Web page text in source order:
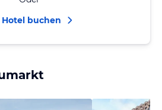
Hotel buchen